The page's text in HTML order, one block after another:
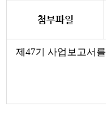
첨부파일
제47기 사업보고서